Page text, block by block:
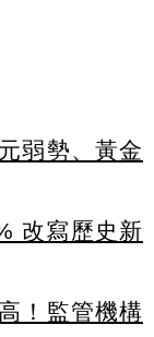
弱勢、黃金
改寫歷史新
！監管機構